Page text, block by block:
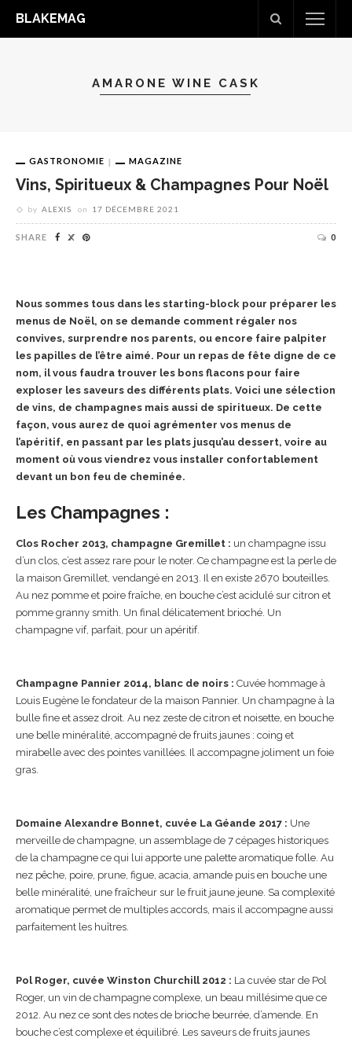
BLAKEMAG
AMARONE WINE CASK
GASTRONOMIE MAGAZINE
Vins, Spiritueux & Champagnes Pour Noël
by ALEXIS on 17 DÉCEMBRE 2021
SHARE 0
Nous sommes tous dans les starting-block pour préparer les
menus de Noël, on se demande comment régaler nos
convives, surprendre nos parents, ou encore faire palpiter
les papilles de l’être aimé. Pour un repas de fête digne de ce
nom, il vous faudra trouver les bons flacons pour faire
exploser les saveurs des différents plats. Voici une sélection
de vins, de champagnes mais aussi de spiritueux. De cette
façon, vous aurez de quoi agrémenter vos menus de
l’apéritif, en passant par les plats jusqu’au dessert, voire au
moment où vous viendrez vous installer confortablement
devant un bon feu de cheminée.
Les Champagnes :
Clos Rocher 2013, champagne Gremillet : un champagne issu
d’un clos, c’est assez rare pour le noter. Ce champagne est la perle de
la maison Gremillet, vendangé en 2013. Il en existe 2670 bouteilles.
Au nez pomme et poire fraîche, en bouche c’est acidulé sur citron et
pomme granny smith. Un final délicatement brioché. Un
champagne vif, parfait, pour un apéritif.
Champagne Pannier 2014, blanc de noirs : Cuvée hommage à
Louis Eugène le fondateur de la maison Pannier. Un champagne à la
bulle fine et assez droit. Au nez zeste de citron et noisette, en bouche
une belle minéralité, accompagné de fruits jaunes : coing et
mirabelle avec des pointes vanillées. Il accompagne joliment un foie
gras.
Domaine Alexandre Bonnet, cuvée La Géande 2017 : Une
merveille de champagne, un assemblage de 7 cépages historiques
de la champagne ce qui lui apporte une palette aromatique folle. Au
nez pêche, poire, prune, figue, acacia, amande puis en bouche une
belle minéralité, une fraîcheur sur le fruit jaune jeune. Sa complexité
aromatique permet de multiples accords, mais il accompagne aussi
parfaitement les huîtres.
Pol Roger, cuvée Winston Churchill 2012 : La cuvée star de Pol
Roger, un vin de champagne complexe, un beau millésime que ce
2012. Au nez ce sont des notes de brioche beurrée, d’amende. En
bouche c’est complexe et équilibré. Les saveurs de fruits jaunes